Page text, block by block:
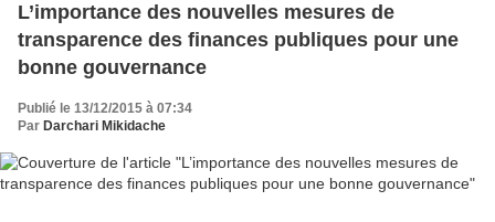
L’importance des nouvelles mesures de
transparence des finances publiques pour une
bonne gouvernance
Publié le 13/12/2015 à 07:34
Par Darchari Mikidache